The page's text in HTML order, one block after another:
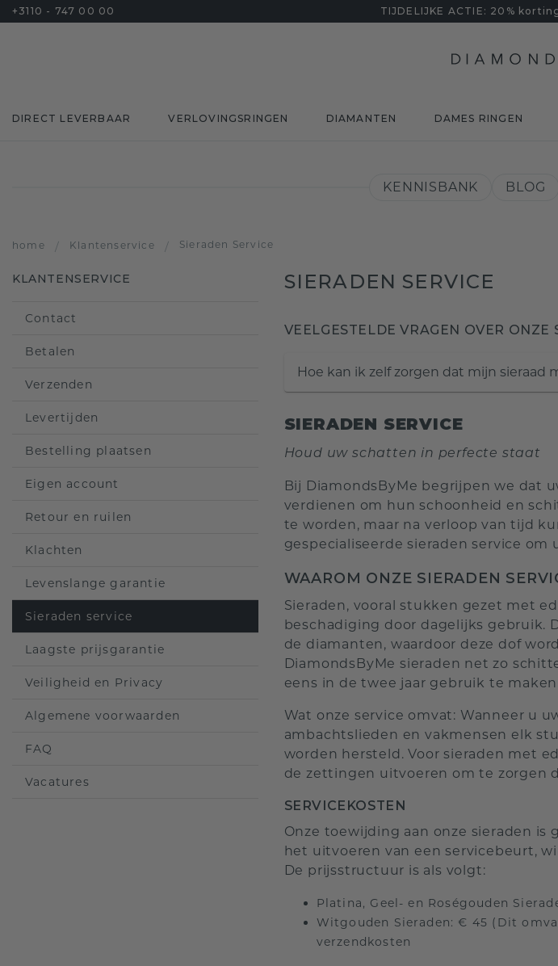
+3110 - 747 00 00 TIJDELIJKE ACTIE: 20%
DIRECT LEVERBAAR VERLOVINGSRINGEN DIAMANTEN DAMES RINGEN
KENNISBANK BLOG
home / Klantenservice / Sieraden Service
KLANTENSERVICE
Contact
Betalen
Verzenden
Levertijden
Bestelling plaatsen
Eigen account
Retour en ruilen
Klachten
Levenslange garantie
Sieraden service
Laagste prijsgarantie
Veiligheid en Privacy
Algemene voorwaarden
FAQ
Vacatures
SIERADEN SERVICE
VEELGESTELDE VRAGEN OVER ONZE
Hoe kan ik zelf zorgen dat mijn sieraad
SIERADEN SERVICE
Houd uw schatten in perfecte staat
Bij DiamondsByMe begrijpen we dat
verdienen om hun schoonheid en
te worden, maar na verloop van tijd
gespecialiseerde sieraden service
WAAROM ONZE SIERADEN
Sieraden, vooral stukken gezet met
beschadiging door dagelijks gebruik.
de diamanten, waardoor deze dof
DiamondsByMe sieraden net zo
eens in de twee jaar gebruik te
Wat onze service omvat: Wanneer u
ambachtslieden en vakmensen elk
worden hersteld. Voor sieraden met
de zettingen uitvoeren om te zorgen
SERVICEKOSTEN
Onze toewijding aan onze sieraden
het uitvoeren van een servicebeurt,
De prijsstructuur is als volgt:
Platina, Geel- en Roségouden
Witgouden Sieraden: € 45 (Dit
verzendkosten